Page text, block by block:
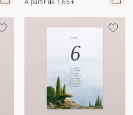
A partir de 1,65 €